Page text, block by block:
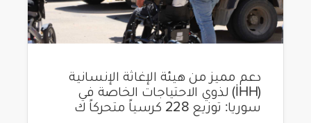
دعم مميز من هيئة الإغاثة الإنسانية
(İHH) لذوي الاحتياجات الخاصة في
سوريا: توزيع 228 كرسياً متحركاً ك